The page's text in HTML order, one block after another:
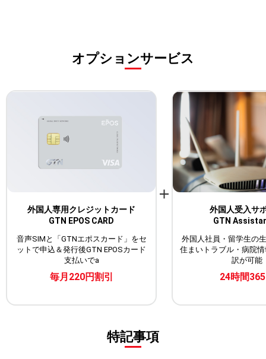
オプションサービス
外国人専用クレジットカード
GTN EPOS CARD
音声SIMと「GTNエポスカード」をセ
ットで申込＆発行後GTN EPOSカード
支払いでa
毎月220円割引
外国人受入サ
GTN
外国人社員・留学生の
住まいトラブル・病院
訳が可能
24時間
特記事項